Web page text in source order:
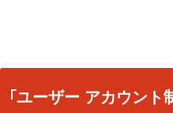
「ユーザー アカウント